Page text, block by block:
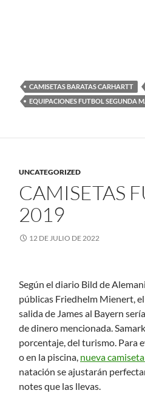
CAMISETAS BARATAS CARHARTT
EQUIPACIONES FUTBOL SEGUNDA
UNCATEGORIZED
CAMISETAS
2019
12 DE JULIO DE 2022
Según el diario Bild de
públicas Friedhelm Mienert,
salida de James al Bayern
de dinero mencionada.
porcentaje, del turismo. Para
o en la piscina, nueva
natación se ajustarán
notes que las llevas.